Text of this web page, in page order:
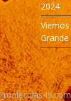
2024
Grande